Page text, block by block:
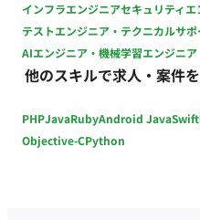
インフラエンジニアセキュリティエ
テストエンジニア・テクニカルサポ
AIエンジニア・機械学習エンジニア
他のスキルで求人・案件
PHPJavaRubyAndroid JavaSwift
Objective-CPython